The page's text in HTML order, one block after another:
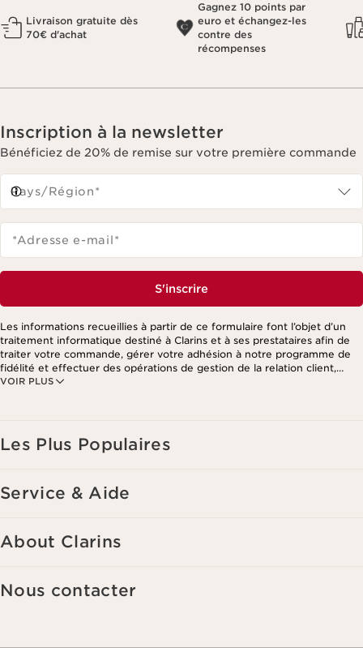
Livraison gratuite dès
70€ d'achat
Gagnez 10 points par
euro et échangez-les
contre des
récompenses
Inscription à la newsletter
Bénéficiez de 20% de remise sur votre première commande
Pays/Région*
*Adresse e-mail*
S'inscrire
VOIR PLUS
Les informations recueillies à partir de ce formulaire font l’objet d’un
traitement informatique destiné à Clarins et à ses prestataires afin de
traiter votre commande, gérer votre adhésion à notre programme de
fidélité et effectuer des opérations de gestion de la relation client,
notamment pour vous adresser des offres personnalisées en fonction
Les Plus Populaires
Service & Aide
About Clarins
Nous contacter